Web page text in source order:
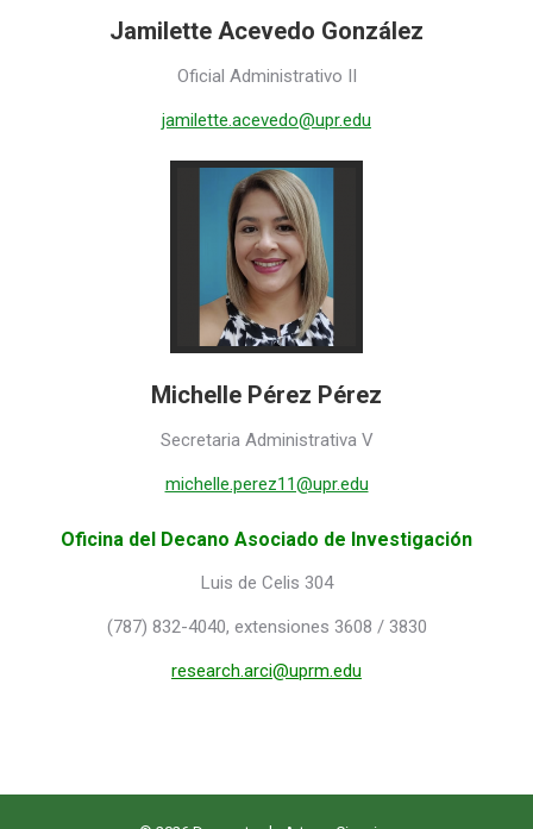
Jamilette Acevedo González
Oficial Administrativo II
jamilette.acevedo@upr.edu
Michelle Pérez Pérez
Secretaria Administrativa V
michelle.perez11@upr.edu
Oficina del Decano Asociado de Investigación
Luis de Celis 304
(787) 832-4040, extensiones 3608 / 3830
research.arci@uprm.edu